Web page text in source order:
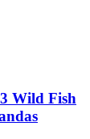
Wild Fish